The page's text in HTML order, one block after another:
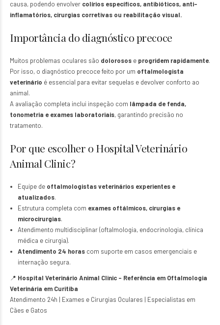
causa, podendo envolver colírios específicos, antibióticos, anti-
inflamatórios, cirurgias corretivas ou reabilitação visual.
Importância do diagnóstico precoce
Muitos problemas oculares são dolorosos e progridem rapidamente.
Por isso, o diagnóstico precoce feito por um oftalmologista
veterinário é essencial para evitar sequelas e devolver conforto ao
animal.
A avaliação completa inclui inspeção com lâmpada de fenda,
tonometria e exames laboratoriais, garantindo precisão no
tratamento.
Por que escolher o Hospital Veterinário
Animal Clinic?
Equipe de oftalmologistas veterinários experientes e
atualizados.
Estrutura completa com exames oftálmicos, cirurgias e
microcirurgias.
Atendimento multidisciplinar (oftalmologia, endocrinologia, clínica
médica e cirurgia).
Atendimento 24 horascom suporte em casos emergenciais e
internação segura.
📍 Hospital Veterinário Animal Clinic – Referência em Oftalmologia
Veterinária em Curitiba
Atendimento 24h | Exames e Cirurgias Oculares | Especialistas em
Cães e Gatos